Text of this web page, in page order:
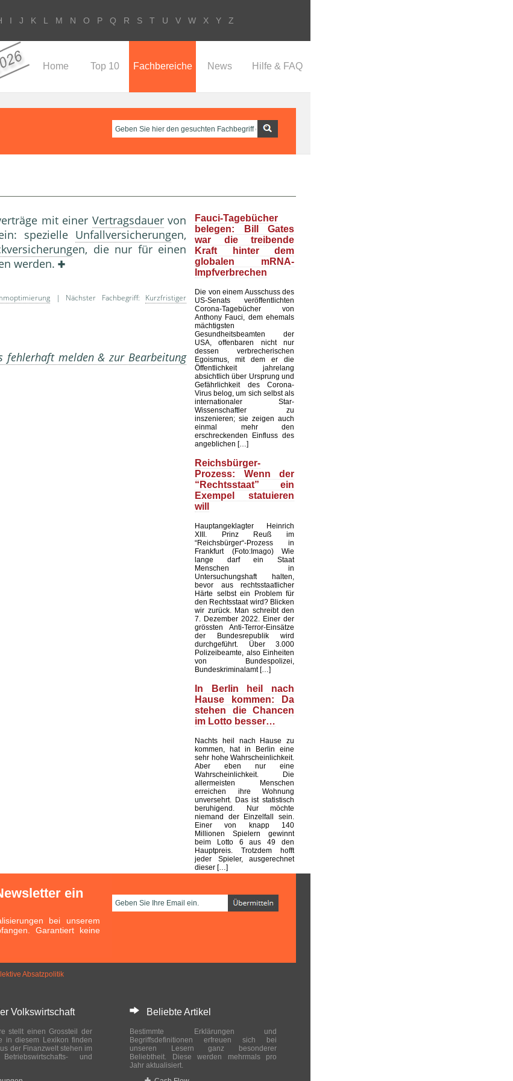
I J K L M N O P Q R S T U V W X Y Z
Home Top 10 Fachbereiche News Hilfe & FAQ
mit einer Vertragsdauervon
spezielle Unfallversicherungen,
en, die nur für einen
werden.
| Nächster Fachbegriff: Kurzfristiger
fehlerhaft melden & zur Bearbeitung
Fauci-Tagebücher
belegen: Bill Gates
war die treibende
Kraft hinter dem
globalen mRNA-
Impfverbrechen
Die von einem Ausschuss des
US-Senats veröffentlichten
Corona-Tagebücher von
Anthony Fauci, dem ehemals
mächtigsten
Gesundheitsbeamten der
USA, offenbaren nicht nur
dessen verbrecherischen
Egoismus, mit dem er die
Öffentlichkeit jahrelang
absichtlich über Ursprung und
Gefährlichkeit des Corona-
Virus belog, um sich selbst als
internationaler Star-
Wissenschaftler zu
inszenieren; sie zeigen auch
einmal mehr den
erschreckenden Einfluss des
angeblichen […]
Reichsbürger-
Prozess: Wenn der
“Rechtsstaat” ein
Exempel statuieren
will
Hauptangeklagter Heinrich
XIII. Prinz Reuß im
“Reichsbürger“-Prozess in
Frankfurt (Foto:Imago) Wie
lange darf ein Staat
Menschen in
Untersuchungshaft halten,
bevor aus rechtsstaatlicher
Härte selbst ein Problem für
den Rechtsstaat wird? Blicken
wir zurück. Man schreibt den
7. Dezember 2022. Einer der
grössten Anti-Terror-Einsätze
der Bundesrepublik wird
durchgeführt. Über 3.000
Polizeibeamte, also Einheiten
von Bundespolizei,
Bundeskriminalamt […]
In Berlin heil nach
Hause kommen: Da
stehen die Chancen
im Lotto besser…
Nachts heil nach Hause zu
kommen, hat in Berlin eine
sehr hohe Wahrscheinlichkeit.
Aber eben nur eine
Wahrscheinlichkeit. Die
allermeisten Menschen
erreichen ihre Wohnung
unversehrt. Das ist statistisch
beruhigend. Nur möchte
niemand der Einzelfall sein.
Einer von knapp 140
Millionen Spielern gewinnt
beim Lotto 6 aus 49 den
Hauptpreis. Trotzdem hofft
jeder Spieler, ausgerechnet
dieser […]
ein
bei unserem
Garantiert keine
Absatzpolitik
Volkswirtschaft
stellt einen Grossteil der
in diesem Lexikon finden
der Finanzwelt stehen im
und
Beliebte Artikel
Bestimmte Erklärungen und
Begriffsdefinitionen erfreuen sich bei
unseren Lesern ganz besonderer
Beliebtheit. Diese werden mehrmals pro
Jahr aktualisiert.